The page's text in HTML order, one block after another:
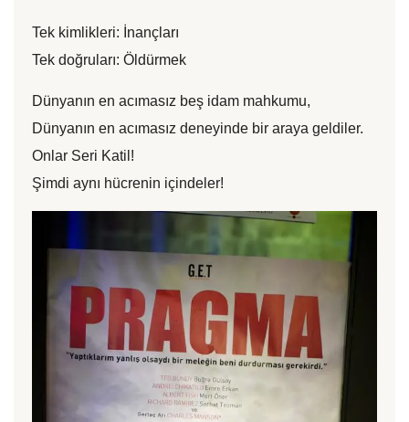
Tek kimlikleri: İnançları
Tek doğruları: Öldürmek
Dünyanın en acımasız beş idam mahkumu,
Dünyanın en acımasız deneyinde bir araya geldiler.
Onlar Seri Katil!
Şimdi aynı hücrenin içindeler!